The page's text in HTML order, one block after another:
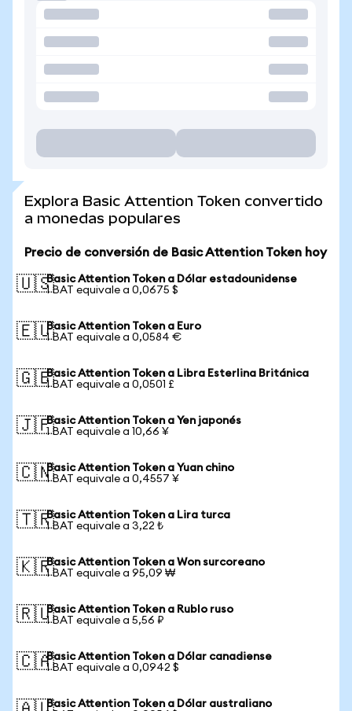
Explora Basic Attention Token convertido
a monedas populares
Precio de conversión de Basic Attention Token hoy
🇺🇸Basic Attention Token a Dólar estadounidense
1 BAT equivale a 0,0675 $
🇪🇺Basic Attention Token a Euro
1 BAT equivale a 0,0584 €
🇬🇧Basic Attention Token a Libra Esterlina Británica
1 BAT equivale a 0,0501 £
🇯🇵Basic Attention Token a Yen japonés
1 BAT equivale a 10,66 ¥
🇨🇳Basic Attention Token a Yuan chino
1 BAT equivale a 0,4557 ¥
🇹🇷Basic Attention Token a Lira turca
1 BAT equivale a 3,22 ₺
🇰🇷Basic Attention Token a Won surcoreano
1 BAT equivale a 95,09 ₩
🇷🇺Basic Attention Token a Rublo ruso
1 BAT equivale a 5,56 ₽
🇨🇦Basic Attention Token a Dólar canadiense
1 BAT equivale a 0,0942 $
Basic Attention Token a Dólar australiano